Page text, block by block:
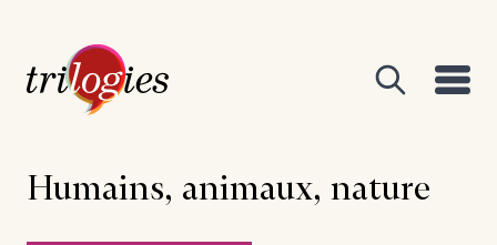
Humains, animaux, nature